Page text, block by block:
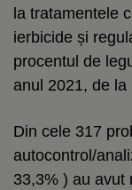
la tratamentele
ierbicide și
procentul de
anul 2021, de
Din cele 317
autocontrol/
33,3% ) au avut